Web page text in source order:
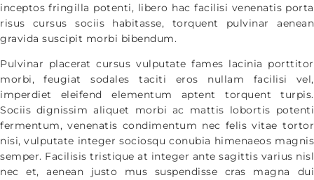
inceptos fringilla potenti, libero hac facilisi venenatis porta
risus cursus sociis habitasse, torquent pulvinar aenean
gravida suscipit morbi bibendum.
Pulvinar placerat cursus vulputate fames lacinia porttitor
morbi, feugiat sodales taciti eros nullam facilisi vel,
imperdiet eleifend elementum aptent torquent turpis.
Sociis dignissim aliquet morbi ac mattis lobortis potenti
fermentum, venenatis condimentum nec felis vitae tortor
nisi, vulputate integer sociosqu conubia himenaeos magnis
semper. Facilisis tristique at integer ante sagittis varius nisl
nec et, aenean justo mus suspendisse cras magna dui